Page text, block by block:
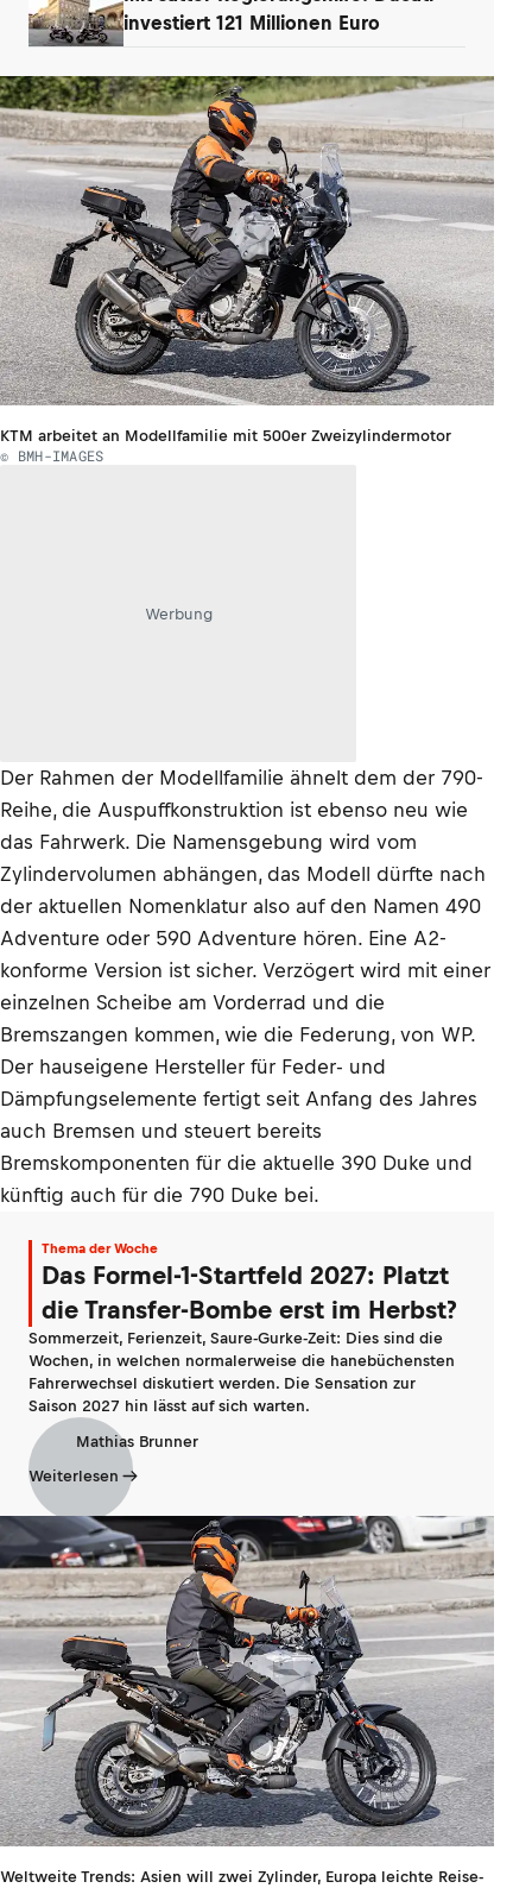
investiert 121 Millionen Euro
KTM arbeitet an Modellfamilie mit 500er Zweizylindermotor
© BMH-IMAGES
Werbung
Der Rahmen der Modellfamilie ähnelt dem der 790-
Reihe, die Auspuffkonstruktion ist ebenso neu wie
das Fahrwerk. Die Namensgebung wird vom
Zylindervolumen abhängen, das Modell dürfte nach
der aktuellen Nomenklatur also auf den Namen 490
Adventure oder 590 Adventure hören. Eine A2-
konforme Version ist sicher. Verzögert wird mit einer
einzelnen Scheibe am Vorderrad und die
Bremszangen kommen, wie die Federung, von WP.
Der hauseigene Hersteller für Feder- und
Dämpfungselemente fertigt seit Anfang des Jahres
auch Bremsen und steuert bereits
Bremskomponenten für die aktuelle 390 Duke und
künftig auch für die 790 Duke bei.
Thema der Woche
Das Formel-1-Startfeld 2027: Platzt
die Transfer-Bombe erst im Herbst?
Sommerzeit, Ferienzeit, Saure-Gurke-Zeit: Dies sind die
Wochen, in welchen normalerweise die hanebüchensten
Fahrerwechsel diskutiert werden. Die Sensation zur
Saison 2027 hin lässt auf sich warten.
Mathias Brunner
Weiterlesen
Weltweite Trends: Asien will zwei Zylinder, Europa leichte Reise-